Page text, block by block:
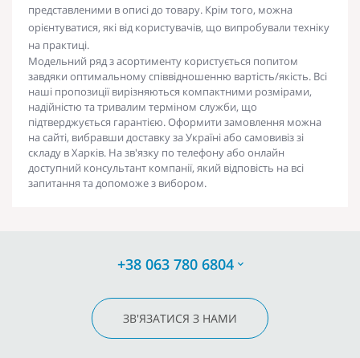
представленими в описі до товару. Крім того, можна
орієнтуватися, які від користувачів, що випробували техніку
на практиці.
Модельний ряд з асортименту користується попитом
завдяки оптимальному співвідношенню вартість/якість. Всі
наші пропозиції вирізняються компактними розмірами,
надійністю та тривалим терміном служби, що
підтверджується гарантією. Оформити замовлення можна
на сайті, вибравши доставкузаУкраїніабо самовивіз зі
складу вХарків. На зв'язку по телефону або онлайн
доступний консультант компанії, який відповість на всі
запитання та допоможе з вибором.
+38 063 780 6804
ЗВ'ЯЗАТИСЯ З НАМИ